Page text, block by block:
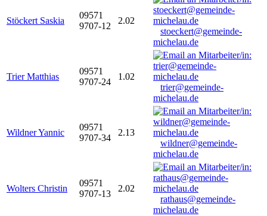
Stöckert Saskia
09571
9707-12
2.02
stoeckert@gemeinde-
michelau.de
Trier Matthias
09571
9707-24
1.02
trier@gemeinde-
michelau.de
Wildner Yannic
09571
9707-34
2.13
wildner@gemeinde-
michelau.de
Wolters Christin
09571
9707-13
2.02
rathaus@gemeinde-
michelau.de